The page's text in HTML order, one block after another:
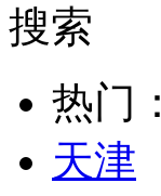
搜索
热门：
天津